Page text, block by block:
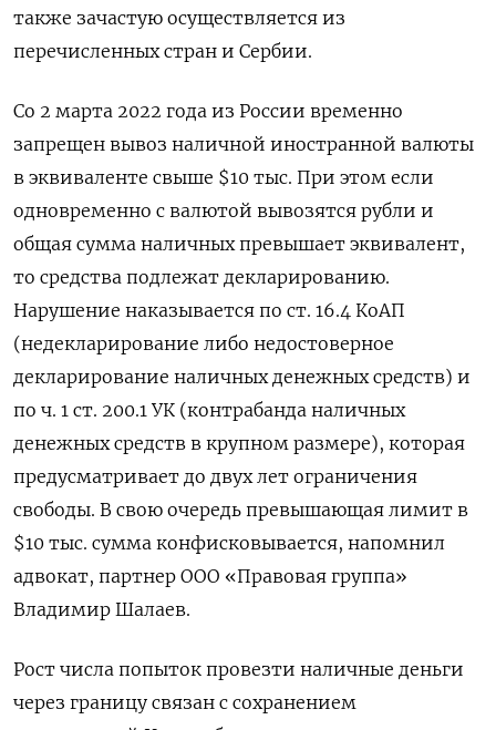
также зачастую осуществляется из
перечисленных стран и Сербии.
Со 2 марта 2022 года из России временно
запрещен вывоз наличной иностранной валюты
в эквиваленте свыше $10 тыс. При этом если
одновременно с валютой вывозятся рубли и
общая сумма наличных превышает эквивалент,
то средства подлежат декларированию.
Нарушение наказывается по ст. 16.4 КоАП
(недекларирование либо недостоверное
декларирование наличных денежных средств) и
по ч. 1 ст. 200.1 УК (контрабанда наличных
денежных средств в крупном размере), которая
предусматривает до двух лет ограничения
свободы. В свою очередь превышающая лимит в
$10 тыс. сумма конфисковывается, напомнил
адвокат, партнер ООО «Правовая группа»
Владимир Шалаев.
Рост числа попыток провезти наличные деньги
через границу связан с сохранением